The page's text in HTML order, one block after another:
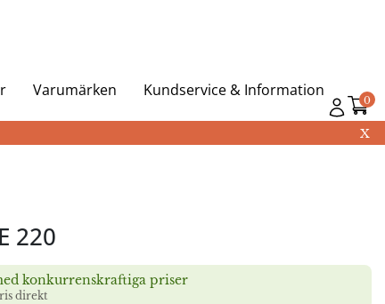
0
Varumärken Kundservice & Information
X
220
konkurrenskraftiga priser
direkt